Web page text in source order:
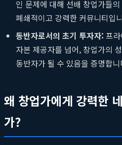
인 문제에 대해 선배 창업가들
폐쇄적이고 강력한 커뮤니티입
동반자로서의 초기 투자자: 프
자본 제공자를 넘어, 창업가의
동반자가 될 수 있음을 증명합
왜 창업가에게 강력한
가?